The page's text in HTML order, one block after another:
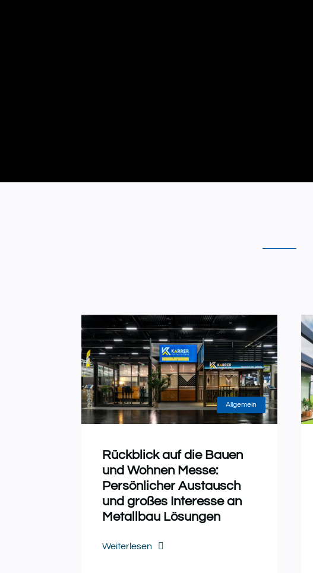
Allgemein
Rückblick auf die Bauen
und Wohnen Messe:
Persönlicher Austausch
und großes Interesse an
Metallbau Lösungen
Weiterlesen